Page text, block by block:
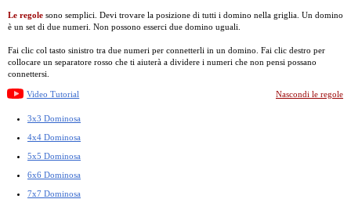
Le regole sono semplici. Devi trovare la posizione di tutti i domino nella griglia. Un domino
è un set di due numeri. Non possono esserci due domino uguali.
Fai clic col tasto sinistro tra due numeri per connetterli in un domino. Fai clic destro per
collocare un separatore rosso che ti aiuterà a dividere i numeri che non pensi possano
connettersi.
Video Tutorial Nascondi le regole
3x3 Dominosa
4x4 Dominosa
5x5 Dominosa
6x6 Dominosa
7x7 Dominosa